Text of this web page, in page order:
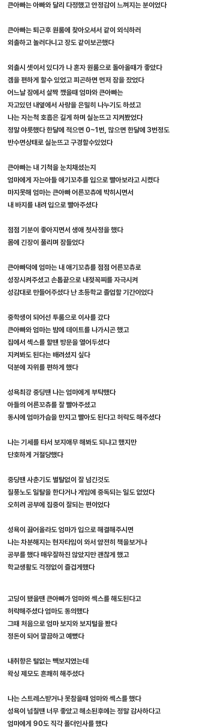
큰아빠는 아빠와 달리 다정했고 안정감이 느껴지는 분이었다
큰아빠는 퇴근후 원룸에 찾아오셔서 같이 외식하러
외출하고 놀러다니고 장도 같이보곤했다
외출시 셋이서 있다가 나 혼자 원룸으로 돌아올때가 좋았다
겜을 편하게 할수 있었고 피곤하면 먼저 잠을 잤었다
어느날 잠에서 살짝 깼을때 엄마와 큰아빠는
자고있던 내옆에서 사랑을 은밀히 나누기도 하셨고
나는 자는척 호흡은 길게 하며 실눈뜨고 지켜봤었다
정말 야릇했다 한달에 적으면 0~1번, 많으면 한달에 3번정도
반수면상태로 실눈뜨고 구경할수있었다
큰아빠는 내 기척을 눈치채셨는지
엄마에게 자는아들 애기꼬추를 입으로 빨아보라고 시켰다
마지못해 엄마는 큰아빠 어른꼬츄에 박히시면서
내 바지를 내려 입으로 빨아주셨다
점점 기분이 좋아지면서 생애 첫사정을 했다
몸에 긴장이 풀리며 잠들었다
큰아빠덕에 엄마는 내 애기꼬츄를 점점 어른꼬츄로
성장시켜주셨고 손톱끝으로 내젖꼭찌를 자극시켜
성감대로 만들어주셨다 난 초등학교 졸업할 기간이었다
중학생이 되어선 투룸으로 이사를 갔다
큰아빠와 엄마는 밤에 데이트를 나가시곤 했고
집에서 섹스를 할땐 방문을 열어두셨다
지켜봐도 된다는 배려셨지 싶다
덕분에 자위를 편하게 했다
성욕최강 중딩땐 나는 엄마에게 부탁했다
아들의 어른꼬츄를 잘 빨아주셨고
동시에 엄마가슴을 만지고 빨아도 된다고 허락도 해주셨다
나는 기세를 타서 보지애무 해봐도 되냐고 했지만
단호하게 거절당했다
중딩땐 사춘기도 별탈없이 잘 넘긴것도
질풍노도 일탈을 한다거나 게임에 중독되는 일도 없었다
오히려 공부에 집중이 잘되는 편이었다
성욕이 끓어올라도 엄마가 입으로 해결해주시면
나는 차분해지는 현자타임이 와서 얌전히 책을보거나
공부를 했다 매우잘하진 않았지만 괜찮게 했고
학교생활도 걱정없이 즐겁게했다
고딩이 됐을땐 큰아빠가 엄마와 섹스를 해도된다고
허락해주셨다 엄마도 동의했다
그때 처음으로 엄마 보지와 보지털을 봤다
정돈이 되어 깔끔하고 예뻤다
내취향은 털없는 빽보지였는데
왁싱 제모도 흔쾌히 해주셨다
나는 스트레스받거나 못참을때 엄마와 섹스를 했다
성욕이 넘칠땐 너무 좋았고 해소된후에는 정말 감사하다고
엄마에게 90도 직각 폴더인사를 했다